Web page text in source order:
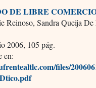
DE LIBRE
Reinoso, Sandra Queija
2006, 105 pág.
en:
files/